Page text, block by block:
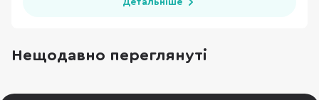
Детальніше
Нещодавно переглянуті